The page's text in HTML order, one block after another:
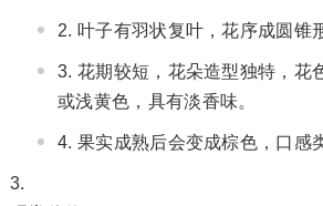
叶子有羽状复叶，花序成圆锥
花期较短，花朵造型独特，花
或浅黄色，具有淡香味。
果实成熟后会变成棕色，口感